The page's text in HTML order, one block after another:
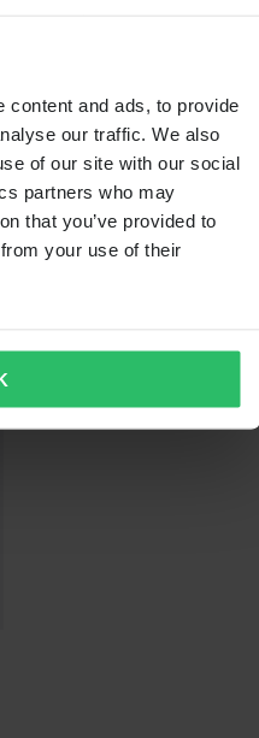
content and ads, to provide
our traffic. We also
of our site with our social
partners who may
that you’ve provided to
your use of their